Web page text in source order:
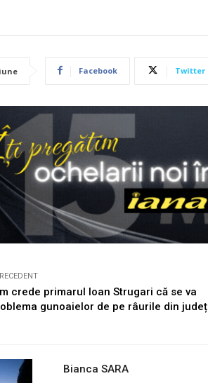
Facebook Twitter
crede primarul Ioan Strugari că se va
gunoaielor de pe râurile din județ
Bianca SARA